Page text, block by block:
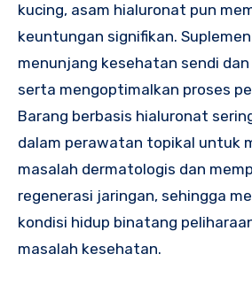
kucing, asam hialuronat pun
keuntungan signifikan.
menunjang kesehatan sendi
serta mengoptimalkan proses
Barang berbasis hialuronat
dalam perawatan topikal untuk
masalah dermatologis dan
regenerasi jaringan, sehingga
kondisi hidup binatang
masalah kesehatan.